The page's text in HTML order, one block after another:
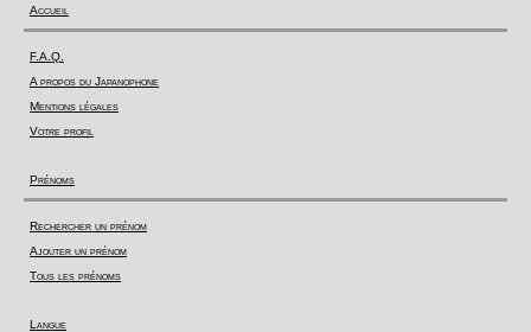
Accueil
F.A.Q.
A propos du Japanophone
Mentions légales
Votre profil
Prénoms
Rechercher un prénom
Ajouter un prénom
Tous les prénoms
Langue